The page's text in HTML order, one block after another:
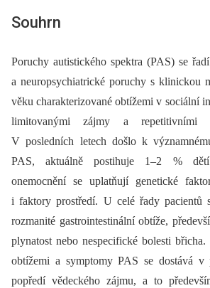
Souhrn
Poruchy autistického spektra (PAS) se
a neuropsychiatrické poruchy s klinickou
věku charakterizované obtížemi v sociální
limitovanými zájmy a
V posledních letech došlo k
PAS, aktuálně postihuje 1–2 %
onemocnění se uplatňují genetické
i faktory prostředí. U celé řady pacientů
rozmanité gastrointestinální obtíže,
plynatost nebo nespecifické bolesti
obtížemi a symptomy PAS se dostává v
popředí vědeckého zájmu, a to